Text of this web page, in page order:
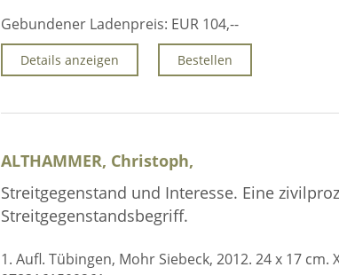
Gebundener Ladenpreis: EUR 104,--
Details anzeigen Bestellen
ALTHAMMER, Christoph,
Streitgegenstand und Interesse. Eine
Streitgegenstandsbegriff.
1. Aufl. Tübingen, Mohr Siebeck, 2012. 24 x 17 cm.